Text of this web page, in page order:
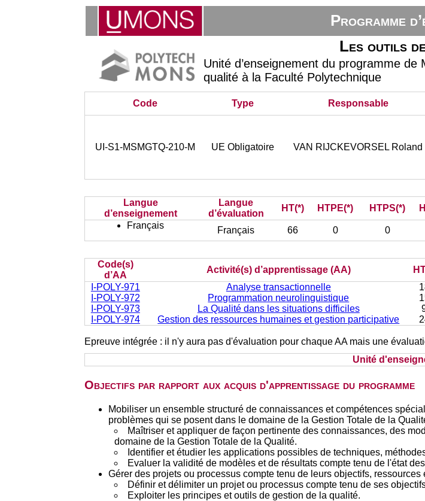
Programme
Les outils
Unité d’enseignement du programme
qualité à la Faculté Polytechnique
Code Type Responsable
UI-S1-MSMGTQ-210-M UE Obligatoire VAN RIJCKEVORSEL Roland
Langue
d’enseignement
Langue
d’évaluation
HT(*) HTPE(*) HTPS(*)
Français
Français 66 0 0
Code(s)
d’AA
Activité(s) d’apprentissage (AA)
I-POLY-971
Analyse transactionnelle
I-POLY-972
Programmation neurolinguistique
I-POLY-973
La Qualité dans les situations difficiles
I-POLY-974
Gestion des ressources humaines et gestion participative
Epreuve intégrée : il n'y aura pas d'évaluation pour chaque AA mais une
Unité
Objectifs par rapport aux acquis d'apprentissage du programme
Mobiliser un ensemble structuré de connaissances et compétences
problèmes qui se posent dans le domaine de la Gestion Totale de la
Maîtriser et appliquer de façon pertinente des connaissances, des
domaine de la Gestion Totale de la Qualité.
Identifier et étudier les applications possibles de techniques,
Evaluer la validité de modèles et de résultats compte tenu de l'état
Gérer des projets ou processus compte tenu de leurs objectifs,
Définir et délimiter un projet ou processus compte tenu de ses
Exploiter les principes et outils de gestion de la qualité.